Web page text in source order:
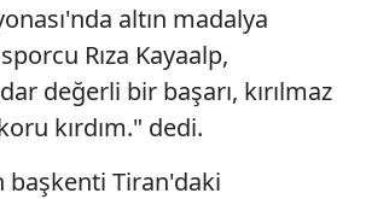
altın madalya
Rıza Kayaalp,
değerli bir başarı, kırılmaz
kırdım." dedi.
Tiran'daki